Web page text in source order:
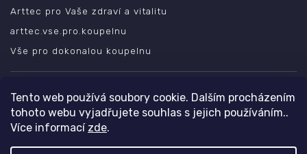
Tento web používá soubory cookie. Dalším procházením
tohoto webu vyjadřujete souhlas s jejich používáním..
Více informací zde.
Arttec pro Vaše zdraví a vitalitu
arttec.vse.pro.koupelnu
Vše pro dokonalou koupelnu
SLEDUJTE NÁS